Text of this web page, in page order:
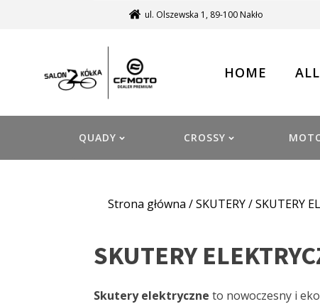
ul. Olszewska 1, 89-100 Nakło
HOME
QUADY CROSSY
Strona główna /SKUTERY/ SKUTERY
SKUTERY
Skutery elektryczne to nowoczesny i